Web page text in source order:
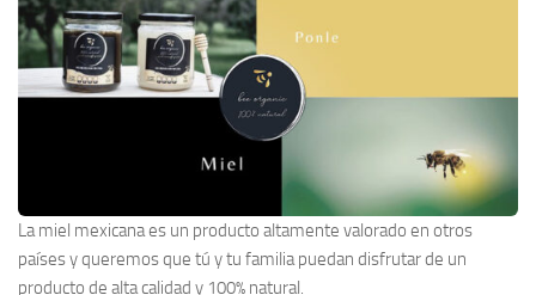
La miel mexicana es un producto altamente valorado en otros
países y queremos que tú y tu familia puedan disfrutar de un
producto de alta calidad y 100% natural.